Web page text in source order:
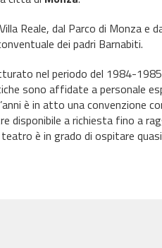
Reale, dal Parco di Monza e
dei padri Barnabiti.
nel periodo del 1984-
sono affidate a personale
è in atto una convenzione
disponibile a richiesta fino a
è in grado di ospitare